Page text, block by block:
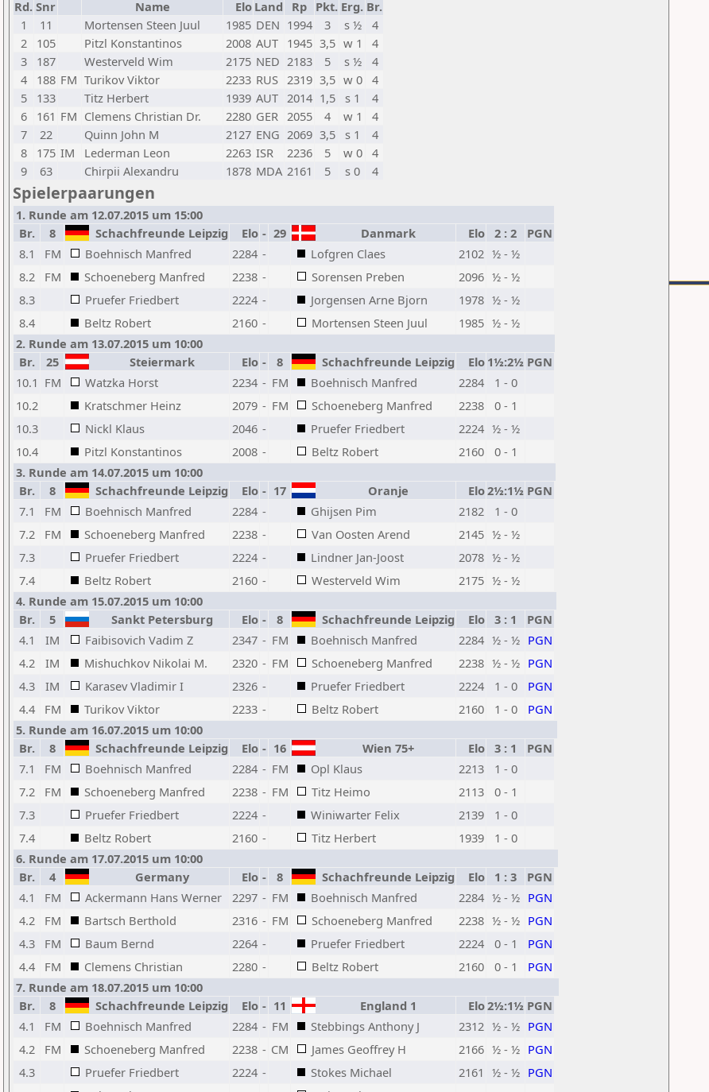
Rd. Snr Name Elo Land Rp Pkt. Erg. Br.
1
11 Mortensen Steen Juul 1985 DEN 1994 3 s ½
4
2
105 Pitzl Konstantinos 2008 AUT 1945 3,5 w 1
4
3
187 Westerveld Wim 2175 NED 2183 5 s ½
4
4
188 FM Turikov Viktor 2233 RUS 2319 3,5 w 0
4
5
133 Titz Herbert 1939 AUT 2014 1,5 s 1
4
6
161 FM Clemens Christian Dr. 2280 GER 2055 4 w 1
4
7
22 Quinn John M 2127 ENG 2069 3,5 s 1
4
8
175 IM Lederman Leon 2263 ISR 2236 5 w 0
4
9
63 Chirpii Alexandru 1878 MDA 2161 5 s 0 4
Spielerpaarungen
1. Runde am 12.07.2015 um 15:00
Br.
8 Schachfreunde Leipzig Elo - 29 Danmark Elo 2 : 2
PGN
8.1
FM Boehnisch Manfred 2284 - Lofgren Claes 2102 ½ - ½
8.2
FM Schoeneberg Manfred 2238 - Sorensen Preben 2096 ½ - ½
8.3
Pruefer Friedbert 2224 - Jorgensen Arne Bjorn 1978 ½ - ½
8.4
Beltz Robert 2160 - Mortensen Steen Juul 1985 ½ - ½
2. Runde am 13.07.2015 um 10:00
Br.
25 Steiermark Elo - 8 Schachfreunde Leipzig Elo 1½:2½ PGN
10.1 FM Watzka Horst 2234 - FM Boehnisch Manfred 2284
1 - 0
10.2
Kratschmer Heinz 2079 - FM Schoeneberg Manfred 2238
0 - 1
10.3
Nickl Klaus 2046 - Pruefer Friedbert 2224 ½ - ½
10.4
Pitzl Konstantinos 2008 - Beltz Robert 2160
0 - 1
3. Runde am 14.07.2015 um 10:00
Br.
8 Schachfreunde Leipzig Elo - 17 Oranje Elo2½:1½ PGN
7.1
FM Boehnisch Manfred 2284 - Ghijsen Pim 2182
1 - 0
7.2
FM Schoeneberg Manfred 2238 - Van Oosten Arend 2145 ½ - ½
7.3
Pruefer Friedbert 2224 - Lindner Jan-Joost 2078 ½ - ½
7.4
Beltz Robert 2160 - Westerveld Wim 2175 ½ - ½
4. Runde am 15.07.2015 um 10:00
Br.
5 Sankt Petersburg Elo - 8 Schachfreunde Leipzig Elo 3 : 1
PGN
4.1
IM Faibisovich Vadim Z 2347 - FM Boehnisch Manfred 2284 ½ - ½ PGN
4.2
IM Mishuchkov Nikolai M. 2320 - FM Schoeneberg Manfred 2238 ½ - ½ PGN
4.3
IM Karasev Vladimir I 2326 - Pruefer Friedbert 2224 1 - 0
PGN
4.4
FM Turikov Viktor 2233 - Beltz Robert 2160 1 - 0
PGN
5. Runde am 16.07.2015 um 10:00
Br.
8 Schachfreunde Leipzig Elo - 16 Wien 75+ Elo 3 : 1
PGN
7.1
FM Boehnisch Manfred 2284 - FM Opl Klaus 2213
1 - 0
7.2
FM Schoeneberg Manfred 2238 - FM Titz Heimo 2113
0 - 1
7.3
Pruefer Friedbert 2224 - Winiwarter Felix 2139
1 - 0
7.4
Beltz Robert 2160 - Titz Herbert 1939
1 - 0
6. Runde am 17.07.2015 um 10:00
Br.
4 Germany Elo - 8 Schachfreunde Leipzig Elo 1 : 3
PGN
4.1
FM Ackermann Hans Werner 2297 - FM Boehnisch Manfred 2284 ½ - ½ PGN
4.2
FM Bartsch Berthold 2316 - FM Schoeneberg Manfred 2238 ½ - ½ PGN
4.3
FM Baum Bernd 2264 - Pruefer Friedbert 2224 0 - 1
PGN
4.4
FM Clemens Christian 2280 - Beltz Robert 2160 0 - 1
PGN
7. Runde am 18.07.2015 um 10:00
Br.
8 Schachfreunde Leipzig Elo - 11 England 1 Elo2½:1½ PGN
4.1
FM Boehnisch Manfred 2284 - FM Stebbings Anthony J 2312 ½ - ½ PGN
4.2
FM Schoeneberg Manfred 2238 - CM James Geoffrey H 2166 ½ - ½ PGN
4.3
Pruefer Friedbert 2224 - Stokes Michael 2161 ½ - ½ PGN